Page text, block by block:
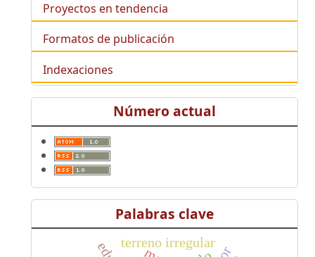
Proyectos en tendencia
Formatos de publicación
Indexaciones
Número actual
Palabras clave
terreno irregular